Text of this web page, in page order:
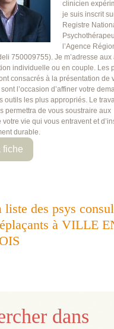
clinicien
je suis inscrit
Registre
l’Agence
750009755). Je m’adresse aux
individuelle ou en couple. Les
consacrés à la présentation de
l’occasion d’affiner votre
outils les plus appropriés. Le
permettra de vous soustraire aux
votre vie qui vous entravent et
durable.
fiche
des psys
à VILLE
dans